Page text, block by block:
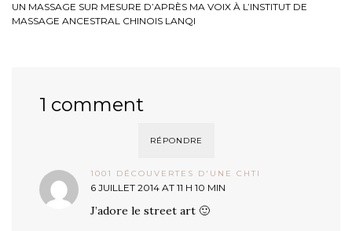
UN MASSAGE SUR MESURE D’APRÈS MA VOIX À L’INSTITUT DE
MASSAGE ANCESTRAL CHINOIS LANQI
1 comment
RÉPONDRE
1001 DÉCOUVERTES D'UNE CHTI
6 JUILLET 2014 AT 11 H 10 MIN
J’adore le street art 🙂